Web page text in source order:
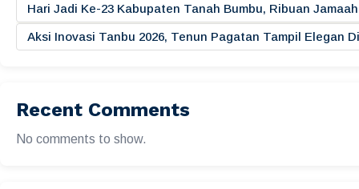
Hari Jadi Ke-23 Kabupaten Tanah Bumbu, Ribuan
Aksi Inovasi Tanbu 2026, Tenun Pagatan Tampil Elegan
Recent Comments
No comments to show.